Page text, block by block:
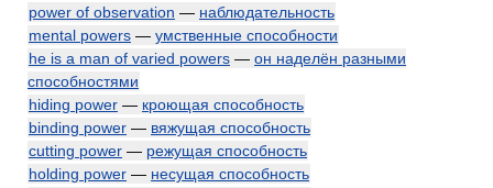
power of observation — наблюдательность
mental powers — умственные способности
he is a man of varied powers — он наделён разными
способностями
hiding power — кроющая способность
binding power — вяжущая способность
cutting power — режущая способность
holding power — несущая способность